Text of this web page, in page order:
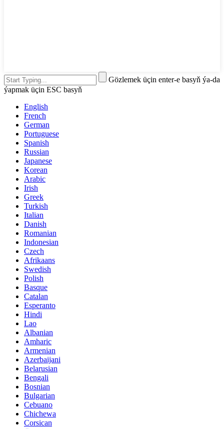
Gözlemek üçin enter-e basyň ýa-da
ýapmak üçin ESC basyň
English
French
German
Portuguese
Spanish
Russian
Japanese
Korean
Arabic
Irish
Greek
Turkish
Italian
Danish
Romanian
Indonesian
Czech
Afrikaans
Swedish
Polish
Basque
Catalan
Esperanto
Hindi
Lao
Albanian
Amharic
Armenian
Azerbaijani
Belarusian
Bengali
Bosnian
Bulgarian
Cebuano
Chichewa
Corsican